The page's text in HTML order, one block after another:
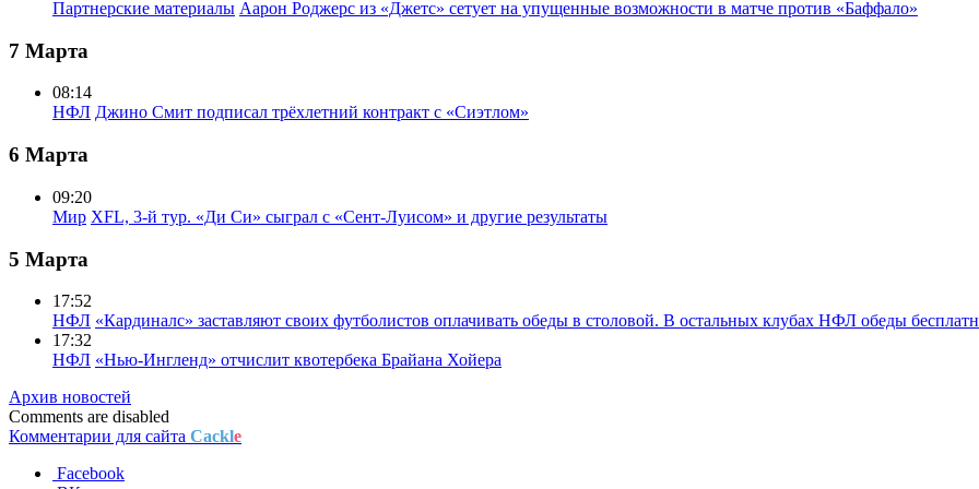
Партнерские материалы Аарон Роджерс из «Джетс» сетует на упущенные возможности в матче против «Баффало»
7 Марта
08:14
НФЛ Джино Смит подписал трёхлетний контракт с «Сиэтлом»
6 Марта
09:20
Мир XFL, 3-й тур. «Ди Си» сыграл с «Сент-Луисом» и другие результаты
5 Марта
17:52
НФЛ «Кардиналс» заставляют своих футболистов оплачивать обеды в столовой. В остальных клубах НФЛ обеды
17:32
НФЛ «Нью-Ингленд» отчислит квотербека Брайана Хойера
Архив новостей
Comments are disabled
Комментарии для сайта Cackle
Facebook